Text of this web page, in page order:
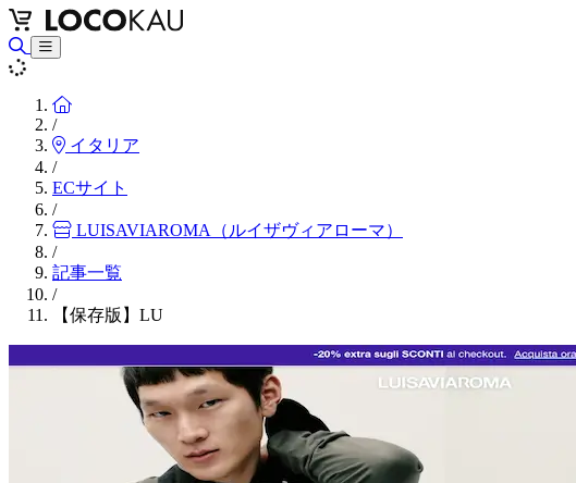
Home
/
イタリア
/
ECサイト
/
LUISAVIAROMA（ルイザヴィアローマ）
/
記事一覧
/
【保存版】LU